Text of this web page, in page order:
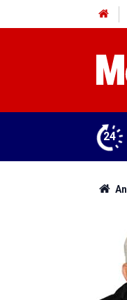
24
satın aldı! 313